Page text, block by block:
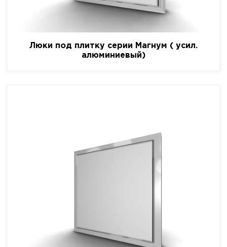
Люки под плитку серии Магнум ( усил.
алюминиевый)